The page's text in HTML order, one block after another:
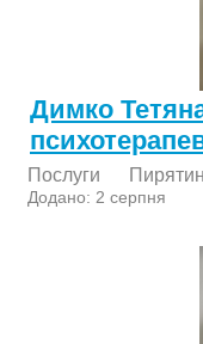
Димко
Послуги Пирятин
Додано: 2 серпня